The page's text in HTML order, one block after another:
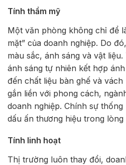
Tính thẩm mỹ
Một văn phòng không chỉ để
mặt” của doanh nghiệp. Do
màu sắc, ánh sáng và vật
ánh sáng tự nhiên kết hợp
đến chất liệu bàn ghế và
gắn liền với phong cách,
doanh nghiệp. Chính sự
dấu ấn thương hiệu trong
Tính linh hoạt
Thị trường luôn thay đổi,